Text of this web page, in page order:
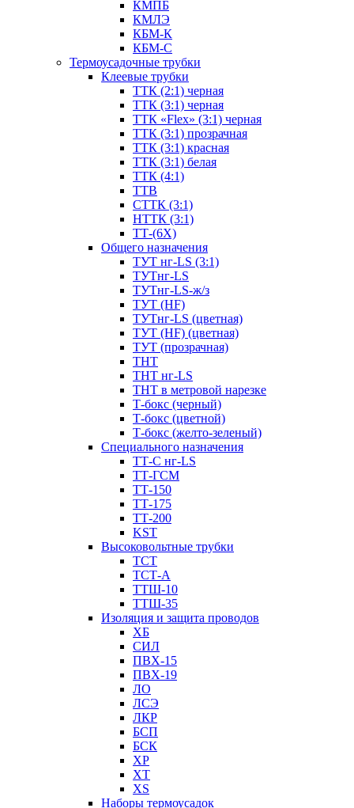
КМПБ
КМЛЭ
КБМ-К
КБМ-С
Термоусадочные трубки
Клеевые трубки
ТТК (2:1) черная
ТТК (3:1) черная
ТТК «Flex» (3:1) черная
ТТК (3:1) прозрачная
ТТК (3:1) красная
ТТК (3:1) белая
ТТК (4:1)
ТТВ
СТТК (3:1)
НТТК (3:1)
ТТ-(6Х)
Общего назначения
ТУТ нг-LS (3:1)
ТУТнг-LS
ТУТнг-LS-ж/з
ТУТ (HF)
ТУТнг-LS (цветная)
ТУТ (HF) (цветная)
ТУТ (прозрачная)
ТНТ
ТНТ нг-LS
ТНТ в метровой нарезке
Т-бокс (черный)
Т-бокс (цветной)
Т-бокс (желто-зеленый)
Специального назначения
ТТ-С нг-LS
ТТ-ГСМ
ТТ-150
ТТ-175
ТТ-200
KST
Высоковольтные трубки
ТСТ
ТСТ-А
ТТШ-10
ТТШ-35
Изоляция и защита проводов
ХБ
СИЛ
ПВХ-15
ПВХ-19
ЛО
ЛСЭ
ЛКР
БСП
БСК
XP
XT
XS
Наборы термоусадок